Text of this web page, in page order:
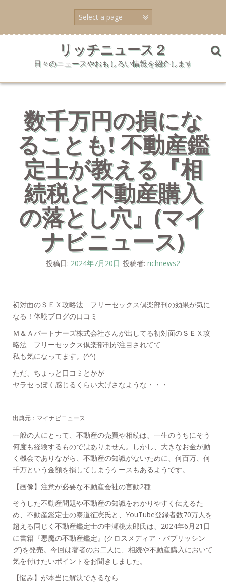
ン
ッ
リッチニュース２
日々のニュースやおもしろい情報を紹介します
数千万円の損にな
ることも! 不動産鑑
定士が教える『相
続税と不動産購入
の落とし穴』(マイ
ナビニュース)
投稿日: 2024年7月20日 投稿者: richnews2
初対面のＳＥＸ攻略法 フリーセックス倶楽部刊の効果が気に
なる！体験ブログの口コミ
Ｍ＆Ａパートナーズ株式会社さんが出してる初対面のＳＥＸ攻
略法 フリーセックス倶楽部刊が注目されてて
私も気になってます。(^^)ゞ
ただ、ちょっと口コミとかが
ヤラセっぽく感じるくらい大げさなような・・・
出典元：マイナビニュース
一般の人にとって、不動産の売買や相続は、一生のうちにそう
何度も経験するものではありません。しかし、大きなお金が動
く機会でありながら、不動産の知識がないために、何百万、何
千万という金額を損してしまうケースもあるようです。
【画像】注意が必要な不動産会社の言動2種
そうした不動産問題や不動産の知識をわかりやすく伝えるた
め、不動産鑑定士の泰道征憲氏と、YouTube登録者数70万人を
超える同じく不動産鑑定士の中瀬桃太郎氏は、2024年6月21日
に書籍『悪魔の不動産鑑定』(クロスメディア・パブリッシン
グ)を発売。今回は著者のお二人に、相続や不動産購入において
気を付けたいポイントをお聞きしました。
【悩み】が本当に解決できるなら